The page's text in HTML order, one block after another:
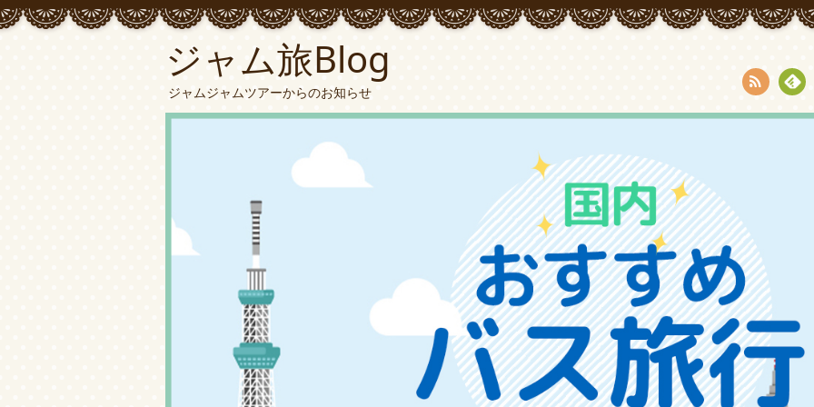
ジャム旅Blog
ジャムジャムツアーからのお知らせ
RSS Fee